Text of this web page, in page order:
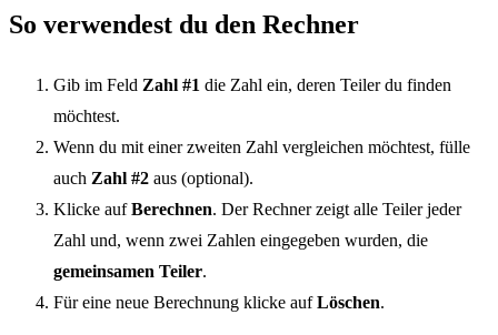
So verwendest du den Rechner
Gib im Feld Zahl #1 die Zahl ein, deren Teiler du finden
möchtest.
Wenn du mit einer zweiten Zahl vergleichen möchtest, fülle
auch Zahl #2 aus (optional).
Klicke aufBerechnen. Der Rechner zeigt alle Teiler jeder
Zahl und, wenn zwei Zahlen eingegeben wurden, die
gemeinsamen Teiler.
Für eine neue Berechnung klicke aufLöschen.